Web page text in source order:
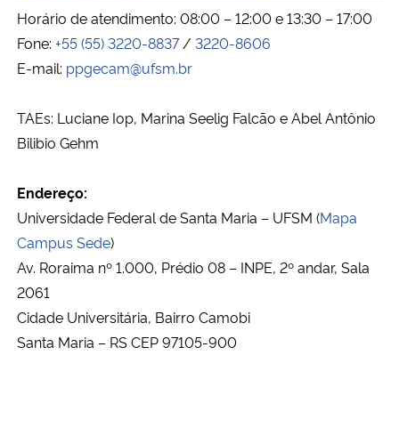
Ministério da Educação
Ministério da Saúde
Ministério do Meio Ambiente
Ministério do Turismo
Horário de atendimento: 08:00 – 12:00 e 13:30 – 17:00
Fone: +55 (55) 3220-8837/ 3220-8606
E-mail: ppgecam@ufsm.br
TAEs: Luciane Iop, Marina Seelig Falcão e Abel Antônio
Bilibio Gehm
Endereço:
Universidade Federal de Santa Maria – UFSM (Mapa
Campus Sede)
Av. Roraima nº 1.000, Prédio 08 – INPE, 2º andar, Sala
2061
Cidade Universitária, Bairro Camobi
Santa Maria – RS CEP 97105-900